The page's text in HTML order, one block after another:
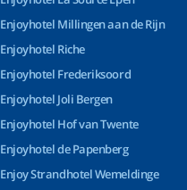
Enjoyhotel Millingen aan de Rijn
Enjoyhotel Riche
Enjoyhotel Frederiksoord
Enjoyhotel Joli Bergen
Enjoyhotel Hof van Twente
Enjoyhotel de Papenberg
Enjoy Strandhotel Wemeldinge